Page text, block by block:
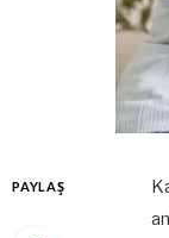
PAYLAŞ